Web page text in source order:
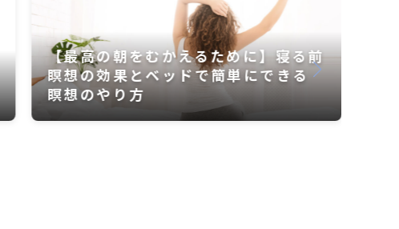
ヨガのアーサナで、股関節の可動域を
広げる4ステップ